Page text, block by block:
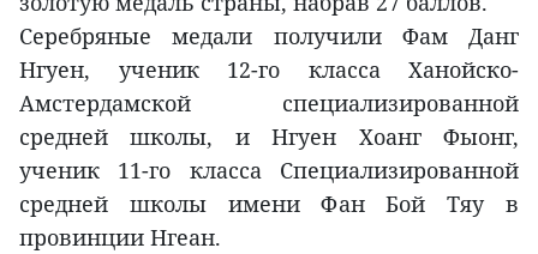
Серебряные медали получили Фам Данг
Нгуен, ученик 12-го класса Ханойско-
Амстердамской специализированной
средней школы, и Нгуен Хоанг Фыонг,
ученик 11-го класса Специализированной
средней школы имени Фан Бой Тяу в
провинции Нгеан.